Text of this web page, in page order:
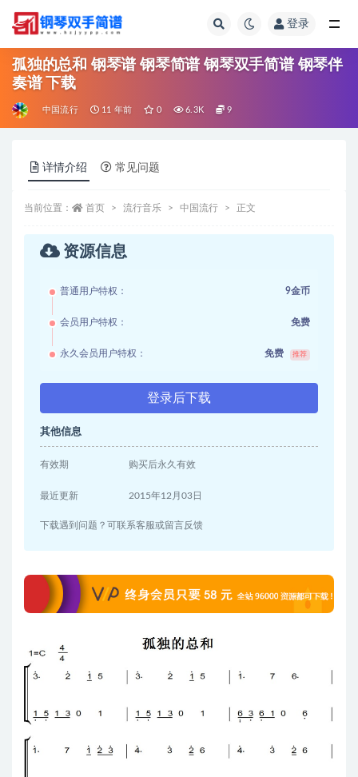
登录
孤独的总和 钢琴谱 钢琴简谱 钢琴双手简谱 钢琴伴
奏谱 下载
中国流行 11 年前 0 6.3K 9
详情介绍 常见问题
当前位置： 首页 流行音乐 中国流行 正文
资源信息
普通用户特权： 9金币
会员用户特权： 免费
永久会员用户特权： 免费 推荐
登录后下载
其他信息
有效期 购买后永久有效
最近更新 2015年12月03日
下载遇到问题？可联系客服或留言反馈